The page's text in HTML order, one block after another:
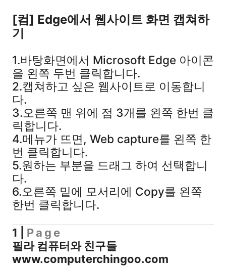
게
배
는
곳
[컴] Edge에서 웹사이트 화면 캡쳐하
기
1.바탕화면에서 Microsoft Edge 아이콘
을 왼쪽 두번 클릭합니다.
2.캡쳐하고 싶은 웹사이트로 이동합니
다.
3.오른쪽 맨 위에 점 3개를 왼쪽 한번 클
릭합니다.
4.메뉴가 뜨면, Web capture를 왼쪽 한
번 클릭합니다.
5.원하는 부분을 드래그 하여 선택합니
다.
6.오른쪽 밑에 모서리에 Copy를 왼쪽
한번 클릭합니다.
1
Page
필라 컴퓨터와 친구들
www.computerchingoo.com